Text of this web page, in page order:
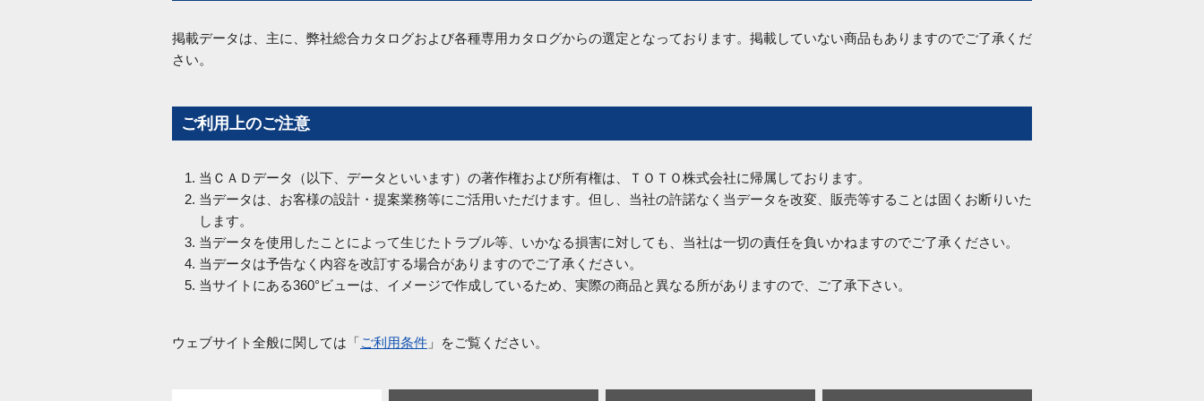
掲載データは、主に、弊社総合カタログおよび各種専用カタログからの選定となっております。掲載していない商品もありますのでご了承くだ
さい。
ご利用上のご注意
当ＣＡＤデータ（以下、データといいます）の著作権および所有権は、ＴＯＴＯ株式会社に帰属しております。
当データは、お客様の設計・提案業務等にご活用いただけます。但し、当社の許諾なく当データを改変、販売等することは固くお断りいた
します。
当データを使用したことによって生じたトラブル等、いかなる損害に対しても、当社は一切の責任を負いかねますのでご了承ください。
当データは予告なく内容を改訂する場合がありますのでご了承ください。
当サイトにある360°ビューは、イメージで作成しているため、実際の商品と異なる所がありますので、ご了承下さい。
ウェブサイト全般に関しては「ご利用条件 」をご覧ください。